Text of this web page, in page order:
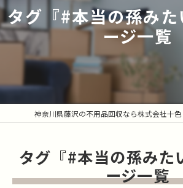
タグ『#本当の孫み
ージ一覧
神奈川県藤沢の不用品回収なら株式会社十色
タグ『#本当の孫みた
ージ一覧